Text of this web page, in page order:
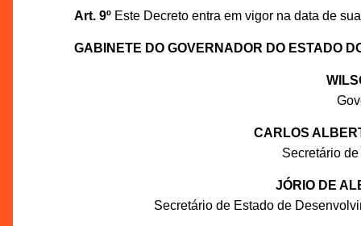
Art. 9ºEste Decreto entra em vigor na data de
GABINETE DO GOVERNADOR DO ESTADO
CARLOS
Secretário
JÓRIO DE
Secretário de Estado de